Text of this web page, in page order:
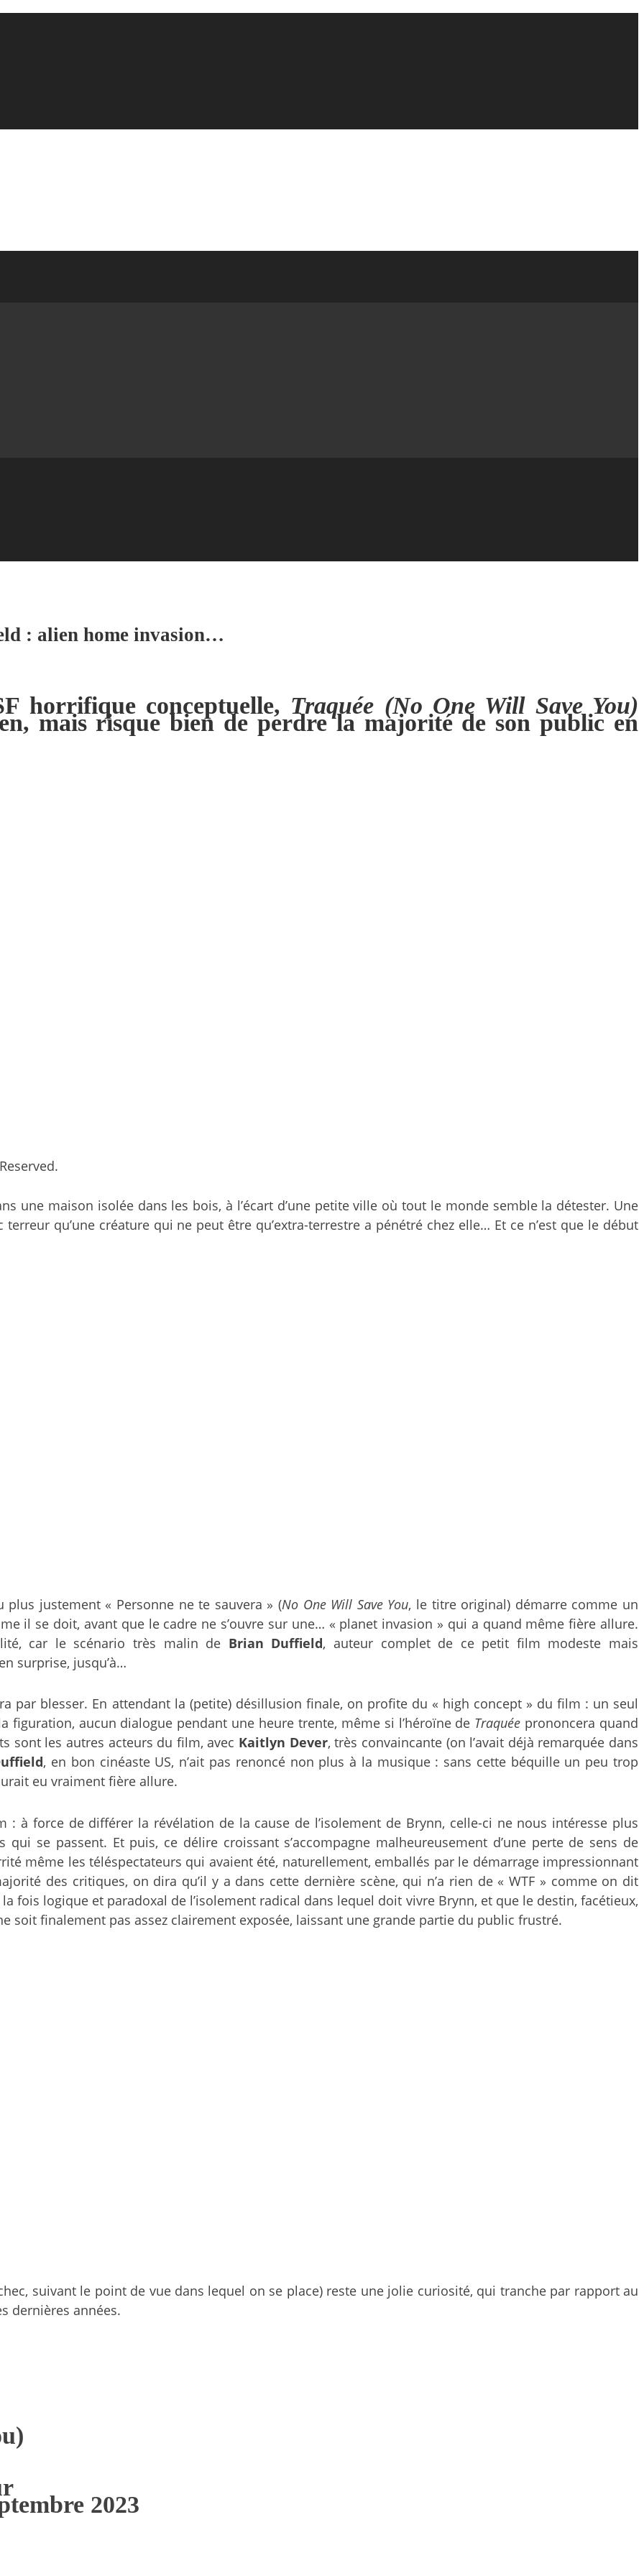
: alien home invasion…
horrifique conceptuelle, Traquée (No One Will Save You)
mais risque bien de perdre la majorité de son public en
une maison isolée dans les bois, à l’écart d’une petite ville où tout le monde semble la détester. Une
qu’une créature qui ne peut être qu’extra-terrestre a pénétré chez elle… Et ce n’est que le début
plus justement « Personne ne te sauvera » (No One Will Save You, le titre original) démarre comme un
il se doit, avant que le cadre ne s’ouvre sur une… « planet invasion » qui a quand même fière allure.
car le scénario très malin de Brian Duffield, auteur complet de ce petit film modeste mais
surprise, jusqu’à…
par blesser. En attendant la (petite) désillusion finale, on profite du « high concept » du film : un seul
figuration, aucun dialogue pendant une heure trente, même si l’héroïne de Traquée prononcera quand
sont les autres acteurs du film, avec Kaitlyn Dever, très convaincante (on l’avait déjà remarquée dans
, en bon cinéaste US, n’ait pas renoncé non plus à la musique : sans cette béquille un peu trop
eu vraiment fière allure.
à force de différer la révélation de la cause de l’isolement de Brynn, celle-ci ne nous intéresse plus
se passent. Et puis, ce délire croissant s’accompagne malheureusement d’une perte de sens de
même les téléspectateurs qui avaient été, naturellement, emballés par le démarrage impressionnant
des critiques, on dira qu’il y a dans cette dernière scène, qui n’a rien de « WTF » comme on dit
fois logique et paradoxal de l’isolement radical dans lequel doit vivre Brynn, et que le destin, facétieux,
soit finalement pas assez clairement exposée, laissant une grande partie du public frustré.
suivant le point de vue dans lequel on se place) reste une jolie curiosité, qui tranche par rapport au
dernières années.
2023